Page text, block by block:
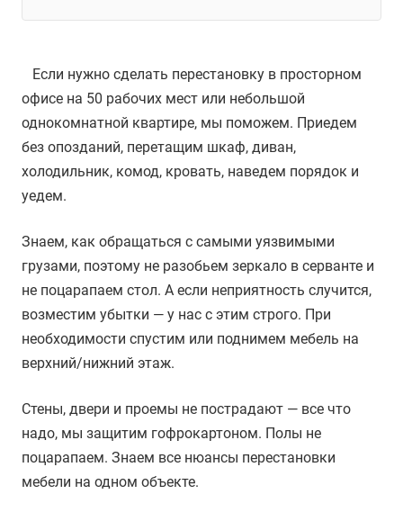
Если нужно сделать перестановку в просторном
офисе на 50 рабочих мест или небольшой
однокомнатной квартире, мы поможем. Приедем
без опозданий, перетащим шкаф, диван,
холодильник, комод, кровать, наведем порядок и
уедем.
Знаем, как обращаться с самыми уязвимыми
грузами, поэтому не разобьем зеркало в серванте и
не поцарапаем стол. А если неприятность случится,
возместим убытки — у нас с этим строго. При
необходимости спустим или поднимем мебель на
верхний/нижний этаж.
Стены, двери и проемы не пострадают — все что
надо, мы защитим гофрокартоном. Полы не
поцарапаем. Знаем все нюансы перестановки
мебели на одном объекте.